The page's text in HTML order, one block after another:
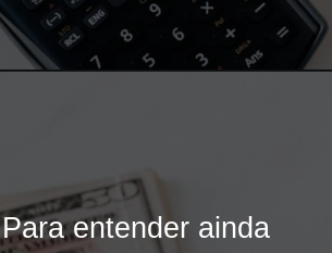
Para entender ainda
Para entender ainda